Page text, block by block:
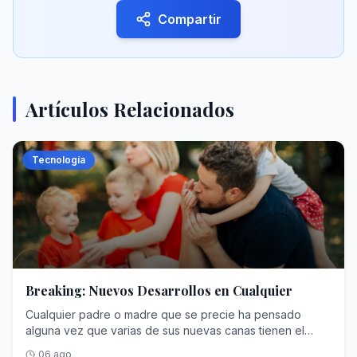
Compartir
Artículos Relacionados
Tecnología
Breaking: Nuevos Desarrollos en Cualquier
Cualquier padre o madre que se precie ha pensado
alguna vez que varias de sus nuevas canas tienen el
06 ago